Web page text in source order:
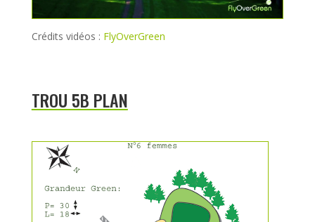
Crédits vidéos : FlyOverGreen
TROU 5B PLAN